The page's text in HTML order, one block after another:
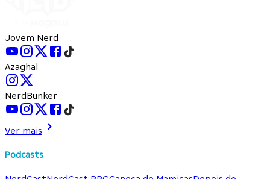
Jovem Nerd
Azaghal
NerdBunker
Ver mais
Podcasts